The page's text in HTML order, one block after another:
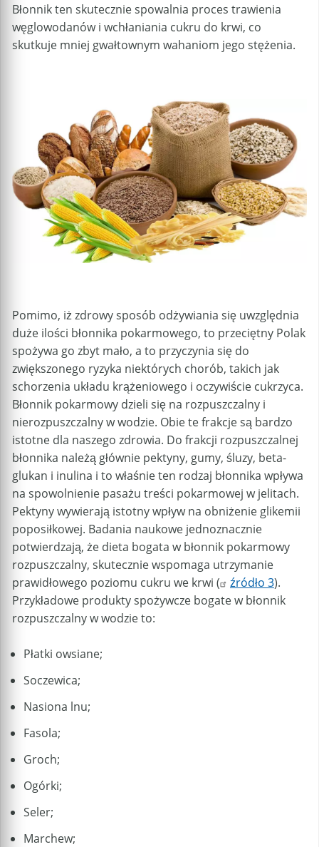
Błonnik ten skutecznie spowalnia proces trawienia
węglowodanów i wchłaniania cukru do krwi, co
skutkuje mniej gwałtownym wahaniom jego stężenia.
Pomimo, iż zdrowy sposób odżywiania się uwzględnia
duże ilości błonnika pokarmowego, to przeciętny Polak
spożywa go zbyt mało, a to przyczynia się do
zwiększonego ryzyka niektórych chorób, takich jak
schorzenia układu krążeniowego i oczywiście cukrzyca.
Błonnik pokarmowy dzieli się na rozpuszczalny i
nierozpuszczalny w wodzie. Obie te frakcje są bardzo
istotne dla naszego zdrowia. Do frakcji rozpuszczalnej
błonnika należą głównie pektyny, gumy, śluzy, beta-
glukan i inulina i to właśnie ten rodzaj błonnika wpływa
na spowolnienie pasażu treści pokarmowej w jelitach.
Pektyny wywierają istotny wpływ na obniżenie glikemii
poposiłkowej. Badania naukowe jednoznacznie
potwierdzają, że dieta bogata w błonnik pokarmowy
rozpuszczalny, skutecznie wspomaga utrzymanie
prawidłowego poziomu cukru we krwi (
źródło 3).
Przykładowe produkty spożywcze bogate w błonnik
rozpuszczalny w wodzie to:
Płatki owsiane;
Soczewica;
Nasiona lnu;
Fasola;
Groch;
Ogórki;
Seler;
Marchew;